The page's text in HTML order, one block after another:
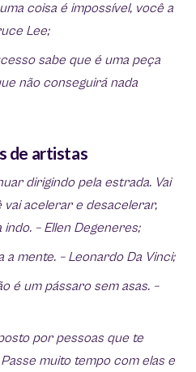
coisa é impossível, você a
Lee;
sabe que é uma peça
não conseguirá nada
de artistas
dirigindo pela estrada. Vai
acelerar e desacelerar,
– Ellen Degeneres;
mente. – Leonardo Da Vinci;
é um pássaro sem asas. –
por pessoas que te
muito tempo com elas e